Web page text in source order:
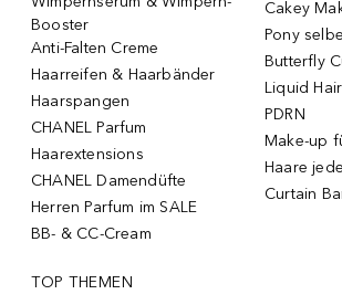
Booster
Anti-Falten Creme
Haarreifen & Haarbänder
Haarspangen
CHANEL Parfum
Haarextensions
CHANEL Damendüfte
Herren Parfum im SALE
BB- & CC-Cream
Cakey
Pony
Butterfly
Liquid Hair
PDRN
Make-up
Haare
Curtain
TOP THEMEN